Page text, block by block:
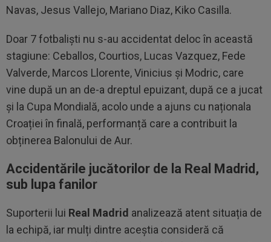
Navas, Jesus Vallejo, Mariano Diaz, Kiko Casilla.
Doar 7 fotbaliști nu s-au accidentat deloc în această
stagiune: Ceballos, Courtios, Lucas Vazquez, Fede
Valverde, Marcos Llorente, Vinicius și Modric, care
vine după un an de-a dreptul epuizant, după ce a jucat
și la Cupa Mondială, acolo unde a ajuns cu naționala
Croației în finală, performanță care a contribuit la
obținerea Balonului de Aur.
Accidentările jucătorilor de la Real Madrid,
sub lupa fanilor
Suporterii lui Real Madrid analizează atent situația de
la echipă, iar mulți dintre aceștia consideră că